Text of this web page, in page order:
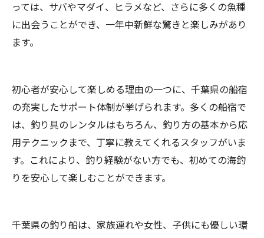
っては、サバやマダイ、ヒラメなど、さらに多くの魚種
に出会うことができ、一年中新鮮な驚きと楽しみがあり
ます。
初心者が安心して楽しめる理由の一つに、千葉県の船宿
の充実したサポート体制が挙げられます。多くの船宿で
は、釣り具のレンタルはもちろん、釣り方の基本から応
用テクニックまで、丁寧に教えてくれるスタッフがいま
す。これにより、釣り経験がない方でも、初めての海釣
りを安心して楽しむことができます。
千葉県の釣り船は、家族連れや女性、子供にも優しい環